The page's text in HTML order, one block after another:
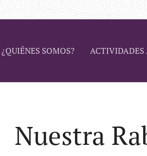
¿QUIÉNES SOMOS? ACTIVIDADES
Nuestra